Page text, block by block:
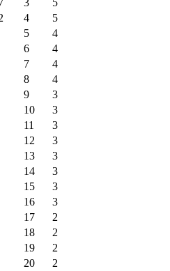
3
5
4
5
5
4
6
4
7
4
8
4
9
3
10
3
11
3
12
3
13
3
14
3
15
3
16
3
17
2
18
2
19
2
20
2